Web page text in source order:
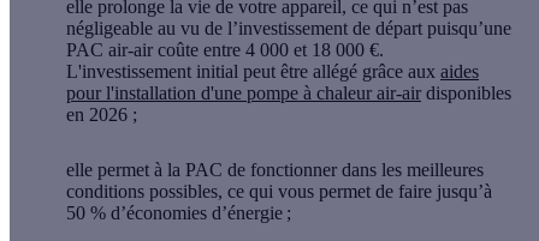
elle prolonge la vie de votre appareil, ce qui n’est pas
négligeable au vu de l’investissement de départ puisqu’une
PAC air-air coûte entre 4 000 et 18 000 €.
L'investissement initial peut être allégé grâce aux aides
pour l'installation d'une pompe à chaleur air-air disponibles
en 2026 ;
elle permet à la PAC de fonctionner dans les meilleures
conditions possibles, ce qui vous permet de faire jusqu’à
50 % d’économies d’énergie ;